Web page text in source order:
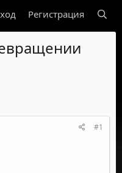
Регистрация
#1